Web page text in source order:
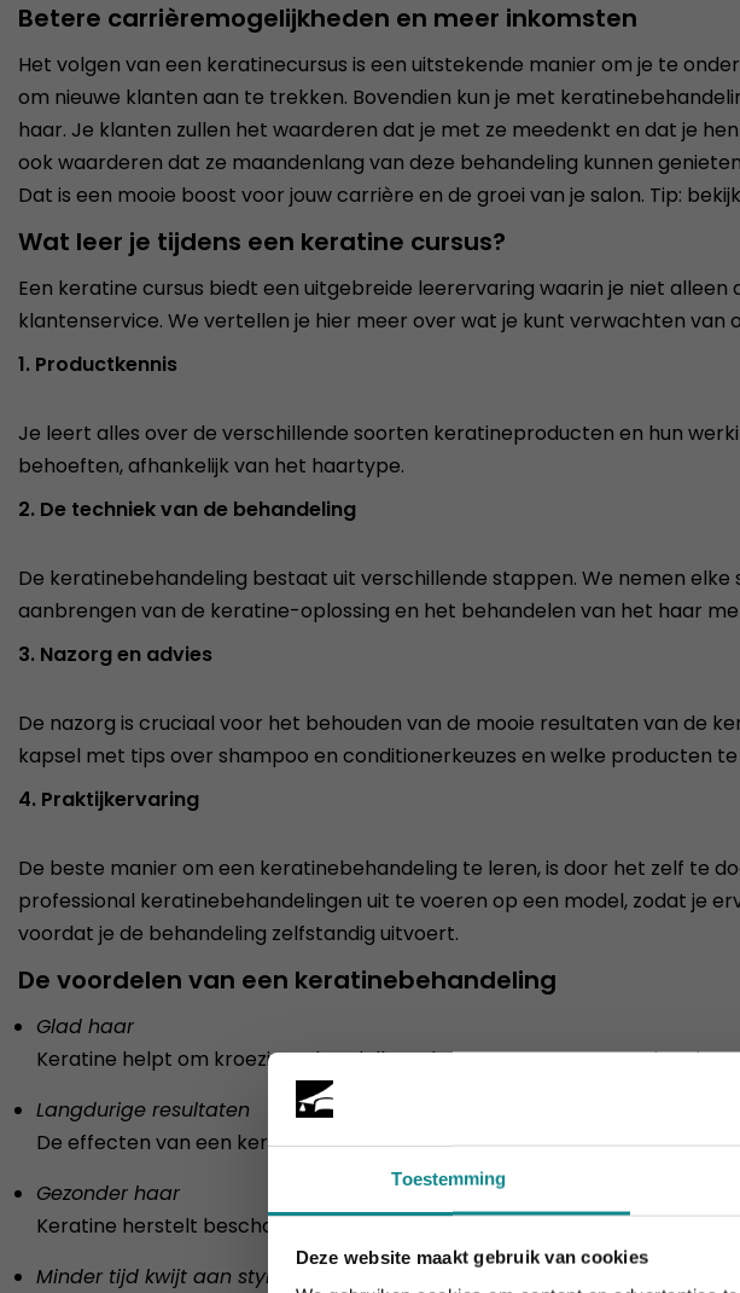
Toestemming
Deze website maakt gebruik van cookies
Betere carrièremogelijkheden en meer inkomsten
Het volgen van een keratinecursus is een uitstekende manier om je te
om nieuwe klanten aan te trekken. Bovendien kun je met
haar. Je klanten zullen het waarderen dat je met ze meedenkt en dat je
ook waarderen dat ze maandenlang van deze behandeling kunnen
Dat is een mooie boost voor jouw carrière en de groei van je salon. Tip:
Wat leer je tijdens een keratine cursus?
Een keratine cursus biedt een uitgebreide leerervaring waarin je niet
klantenservice. We vertellen je hier meer over wat je kunt verwachten van
1. Productkennis
Je leert alles over de verschillende soorten keratineproducten en hun
behoeften, afhankelijk van het haartype.
2. De techniek van de behandeling
De keratinebehandeling bestaat uit verschillende stappen. We nemen
aanbrengen van de keratine-oplossing en het behandelen van het haar
3. Nazorg en advies
De nazorg is cruciaal voor het behouden van de mooie resultaten van de
kapsel met tips over shampoo en conditionerkeuzes en welke producten
4. Praktijkervaring
De beste manier om een keratinebehandeling te leren, is door het zelf te
professional keratinebehandelingen uit te voeren op een model, zodat je
voordat je de behandeling zelfstandig uitvoert.
De voordelen van een keratinebehandeling
Glad haar
Keratine helpt om kroezig, onhandelbaar haar te temmen, waardoor het
Langdurige resultaten
De effecten van een keratinebehandeling kunnen tot 3-6 maanden
Gezonder haar
Keratine herstelt beschadigd haar, vermindert breuk en voegt glans toe.
Minder tijd kwijt aan styling
De hittegolf houdt aan... onze